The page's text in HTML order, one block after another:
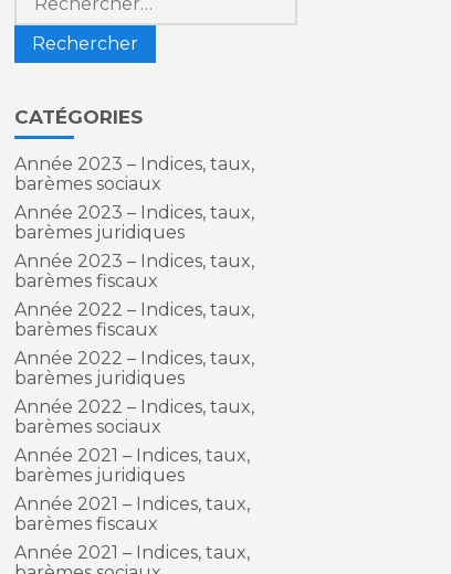
CATÉGORIES
Année 2023 – Indices, taux,
barèmes sociaux
Année 2023 – Indices, taux,
barèmes juridiques
Année 2023 – Indices, taux,
barèmes fiscaux
Année 2022 – Indices, taux,
barèmes fiscaux
Année 2022 – Indices, taux,
barèmes juridiques
Année 2022 – Indices, taux,
barèmes sociaux
Année 2021 – Indices, taux,
barèmes juridiques
Année 2021 – Indices, taux,
barèmes fiscaux
Année 2021 – Indices, taux,